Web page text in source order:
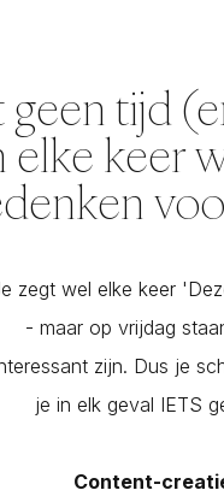
geen tijd
elke keer
zegt wel elke keer
- maar op vrijdag
zijn. Dus je
je in elk geval IETS
Content-